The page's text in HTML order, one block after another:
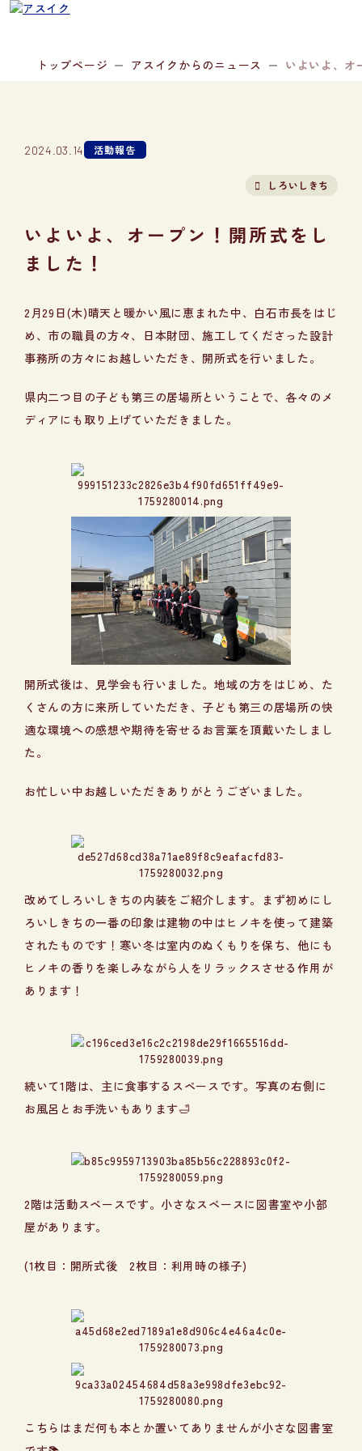
トップページ アスイクからのニュース いよいよ、オ
2024.03.14 活動報告
しろいしきち
いよいよ、オープン！開所式をし
ました！
2月29日(木)晴天と暖かい風に恵まれた中、白石市長をはじ
め、市の職員の方々、日本財団、施工してくださった設計
事務所の方々にお越しいただき、開所式を行いました。
県内二つ目の子ども第三の居場所ということで、各々のメ
ディアにも取り上げていただきました。
開所式後は、見学会も行いました。地域の方をはじめ、た
くさんの方に来所していただき、子ども第三の居場所の快
適な環境への感想や期待を寄せるお言葉を頂戴いたしまし
た。
お忙しい中お越しいただきありがとうございました。
改めてしろいしきちの内装をご紹介します。まず初めにし
ろいしきちの一番の印象は建物の中はヒノキを使って建築
されたものです！寒い冬は室内のぬくもりを保ち、他にも
ヒノキの香りを楽しみながら人をリラックスさせる作用が
あります！
続いて1階は、主に食事するスペースです。写真の右側に
お風呂とお手洗いもあります🛁
2階は活動スペースです。小さなスペースに図書室や小部
屋があります。
(1枚目：開所式後 2枚目：利用時の様子)
こちらはまだ何も本とか置いてありませんが小さな図書室